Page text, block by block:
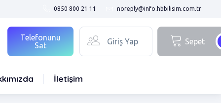
0850 800 21 11 noreply@info.hbbilisim.com.tr
Telefonunu
Sat
Giriş Yap Sepet
İletişim